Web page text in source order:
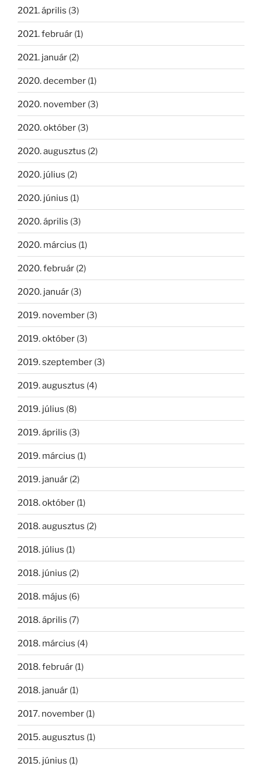
2021. április (3)
2021. február (1)
2021. január (2)
2020. december (1)
2020. november (3)
2020. október (3)
2020. augusztus (2)
2020. július (2)
2020. június (1)
2020. április (3)
2020. március (1)
2020. február (2)
2020. január (3)
2019. november (3)
2019. október (3)
2019. szeptember (3)
2019. augusztus (4)
2019. július (8)
2019. április (3)
2019. március (1)
2019. január (2)
2018. október (1)
2018. augusztus (2)
2018. július (1)
2018. június (2)
2018. május (6)
2018. április (7)
2018. március (4)
2018. február (1)
2018. január (1)
2017. november (1)
2015. augusztus (1)
2015. június (1)